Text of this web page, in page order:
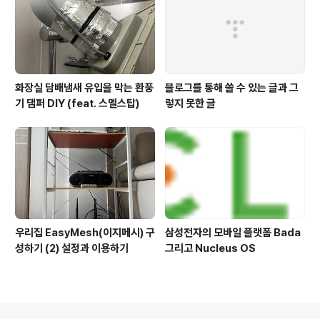
화장실 담배냄새 유입을 막는 환풍
기 댐퍼 DIY (feat. 스멜스탑)
블로그를 통해 쓸 수 있는 글과 그
렇지 못한 글
우리집 EasyMesh(이지메시) 구
성하기 (2) 설정과 이용하기
삼성전자의 모바일 플랫폼 Bada
그리고 Nucleus OS